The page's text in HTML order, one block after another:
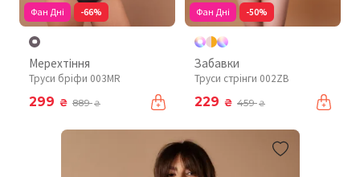
Фан Дні -66%
Мерехтіння
Труси бріфи 003MR
299 ₴ 889₴
Фан Дні -50%
Забавки
Труси стрінги 002ZB
229 ₴ 459₴